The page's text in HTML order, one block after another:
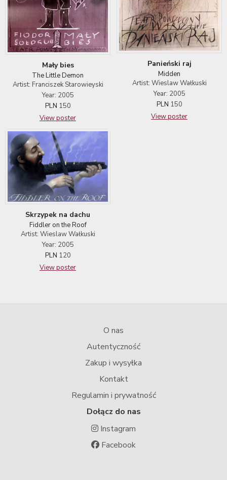
Mały bies
The Little Demon
Artist: Franciszek Starowieyski
Year: 2005
PLN 150
View poster
Panieński raj
Midden
Artist: Wieslaw Wałkuski
Year: 2005
PLN 150
View poster
Skrzypek na dachu
Fiddler on the Roof
Artist: Wieslaw Wałkuski
Year: 2005
PLN 120
View poster
O nas
Autentyczność
Zakup i wysyłka
Kontakt
Regulamin i prywatność
Dołącz do nas
Instagram
Facebook